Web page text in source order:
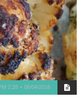
06/04/2016
2:28 PM